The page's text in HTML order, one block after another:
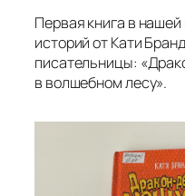
Первая книга в
историй от Кати
писательницы:
в волшебном лесу».